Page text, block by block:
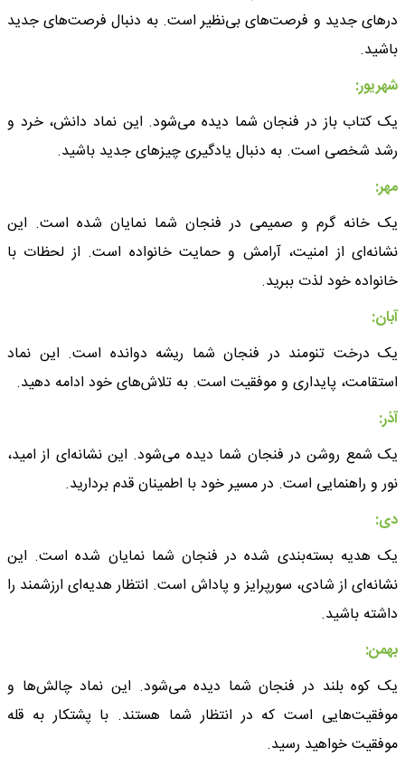
درهای جدید و فرصت‌های بی‌نظیر است. به دنبال فرصت‌های جدید
باشید.
شهریور:
یک کتاب باز در فنجان شما دیده می‌شود. این نماد دانش، خرد و
رشد شخصی است. به دنبال یادگیری چیزهای جدید باشید.
مهر:
یک خانه گرم و صمیمی در فنجان شما نمایان شده است. این
نشانه‌ای از امنیت، آرامش و حمایت خانواده است. از لحظات با
خانواده خود لذت ببرید.
آبان:
یک درخت تنومند در فنجان شما ریشه دوانده است. این نماد
استقامت، پایداری و موفقیت است. به تلاش‌های خود ادامه دهید.
آذر:
یک شمع روشن در فنجان شما دیده می‌شود. این نشانه‌ای از امید،
نور و راهنمایی است. در مسیر خود با اطمینان قدم بردارید.
دی:
یک هدیه بسته‌بندی شده در فنجان شما نمایان شده است. این
نشانه‌ای از شادی، سورپرایز و پاداش است. انتظار هدیه‌ای ارزشمند را
داشته باشید.
بهمن:
یک کوه بلند در فنجان شما دیده می‌شود. این نماد چالش‌ها و
موفقیت‌هایی است که در انتظار شما هستند. با پشتکار به قله
موفقیت خواهید رسید.